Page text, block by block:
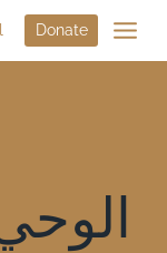
Donate